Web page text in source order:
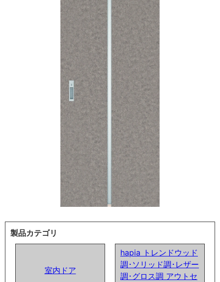
製品カテゴリ
室内ドア
hapia トレンドウッド
調･ソリッド調･レザー
調･グロス調 アウトセ